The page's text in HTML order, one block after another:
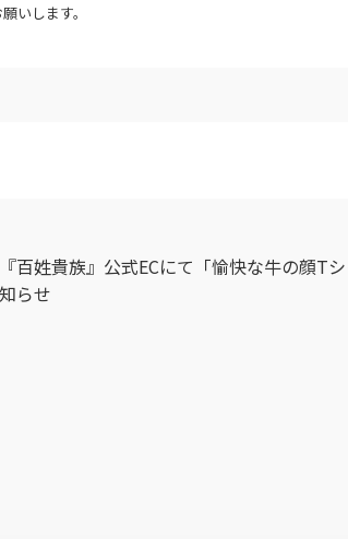
いします。
百姓貴族』公式ECにて「愉快な牛の顔T
らせ